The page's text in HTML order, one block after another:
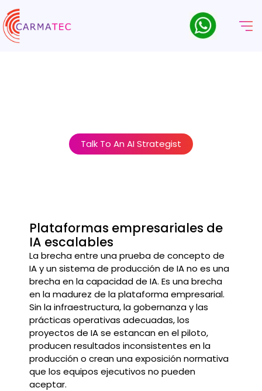
Talk To An AI Strategist
Plataformas empresariales de
IA escalables
La brecha entre una prueba de concepto de
IA y un sistema de producción de IA no es una
brecha en la capacidad de IA. Es una brecha
en la madurez de la plataforma empresarial.
Sin la infraestructura, la gobernanza y las
prácticas operativas adecuadas, los
proyectos de IA se estancan en el piloto,
producen resultados inconsistentes en la
producción o crean una exposición normativa
que los equipos ejecutivos no pueden
aceptar.